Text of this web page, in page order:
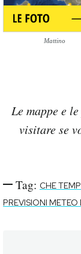
Mattino
Le mappe e
visitare se
Tag: CHE
PREVISIONI